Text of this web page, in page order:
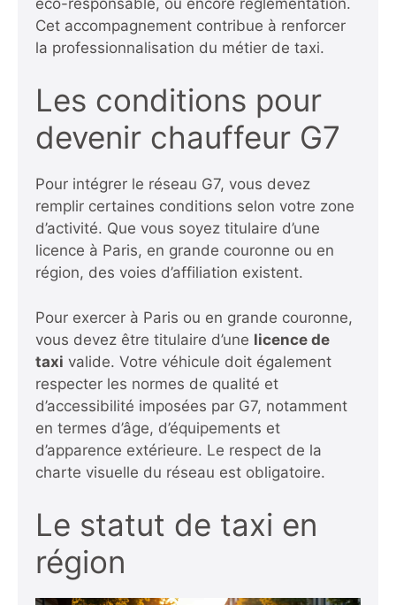
Cet accompagnement contribue à renforcer
la professionnalisation du métier de taxi.
Les conditions pour
devenir chauffeur G7
Pour intégrer le réseau G7, vous devez
remplir certaines conditions selon votre zone
d’activité. Que vous soyez titulaire d’une
licence à Paris, en grande couronne ou en
région, des voies d’affiliation existent.
Pour exercer à Paris ou en grande couronne,
vous devez être titulaire d’une licence de
taxi valide. Votre véhicule doit également
respecter les normes de qualité et
d’accessibilité imposées par G7, notamment
en termes d’âge, d’équipements et
d’apparence extérieure. Le respect de la
charte visuelle du réseau est obligatoire.
Le statut de taxi en
région